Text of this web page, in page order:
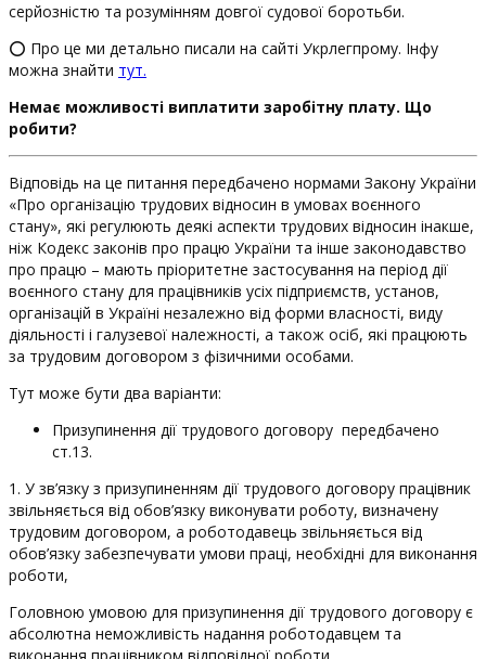
серйозністю та розумінням довгої судової боротьби.
⭕️ Про це ми детально писали на сайті Укрлегпрому. Інфу
можна знайти тут.
Немає можливості виплатити заробітну плату. Що
робити?
Відповідь на це питання передбачено нормами Закону України
«Про організацію трудових відносин в умовах воєнного
стану», які регулюють деякі аспекти трудових відносин інакше,
ніж Кодекс законів про працю України та інше законодавство
про працю – мають пріоритетне застосування на період дії
воєнного стану для працівників усіх підприємств, установ,
організацій в Україні незалежно від форми власності, виду
діяльності і галузевої належності, а також осіб, які працюють
за трудовим договором з фізичними особами.
Тут може бути два варіанти:
Призупинення дії трудового договору передбачено
ст.13.
1. У зв’язку з призупиненням дії трудового договору працівник
звільняється від обов’язку виконувати роботу, визначену
трудовим договором, а роботодавець звільняється від
обов’язку забезпечувати умови праці, необхідні для виконання
роботи,
Головною умовою для призупинення дії трудового договору є
абсолютна неможливість надання роботодавцем та